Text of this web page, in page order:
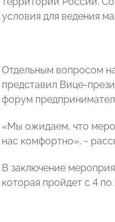
условия для ведения
Отдельным вопросом
представил Вице-
форум
«Мы ожидаем, что
нас комфортно», -
В заключение
которая пройдет с 4